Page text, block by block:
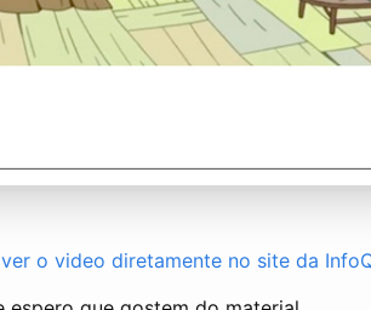
o video diretamente no site da